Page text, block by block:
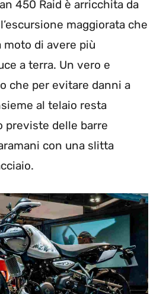
450 Raid è arricchita da
maggiorata che
di avere più
a terra. Un vero e
che per evitare danni a
al telaio resta
previste delle barre
con una slitta